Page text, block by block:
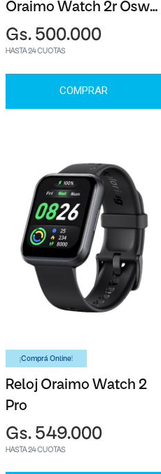
Oraimo Watch 2r Osw-
30 Black
Gs. 500.000
HASTA 24 CUOTAS
COMPRAR
¡Comprá Online!
Reloj Oraimo Watch 2
Pro
Gs. 549.000
HASTA 24 CUOTAS